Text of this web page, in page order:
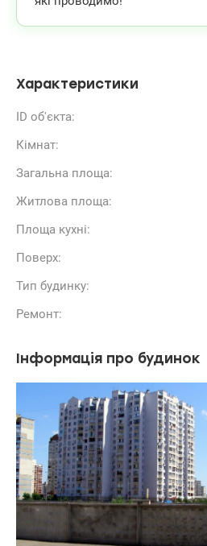
км. (15 хв. пішки).
Один власник. Документи
Характеристики
ID об'єкта:
Кімнат:
Загальна площа:
Житлова площа:
Площа кухні:
Поверх:
Тип будинку:
Ремонт:
Інформація про будинок